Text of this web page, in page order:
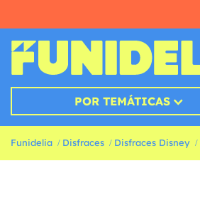
POR TEMÁTICAS
Funidelia Disfraces Disfraces Disney